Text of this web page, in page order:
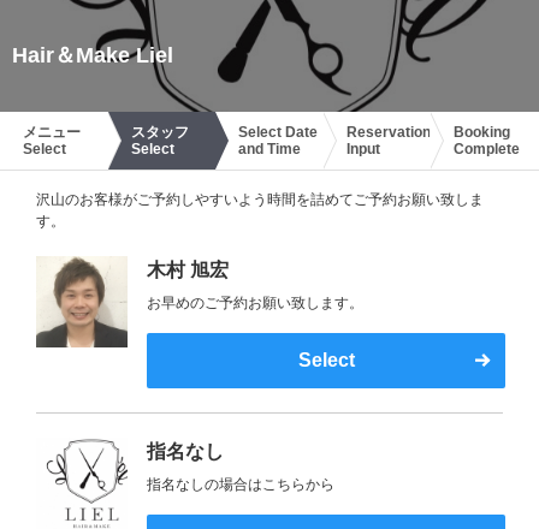
Hair＆Make Liel
メニュー
Select
スタッフ
Select
Select Date
and Time
Reservation
Input
Booking
Complete
沢山のお客様がご予約しやすいよう時間を詰めてご予約お願い致しま
す。
木村 旭宏
お早めのご予約お願い致します。
Select
指名なし
指名なしの場合はこちらから